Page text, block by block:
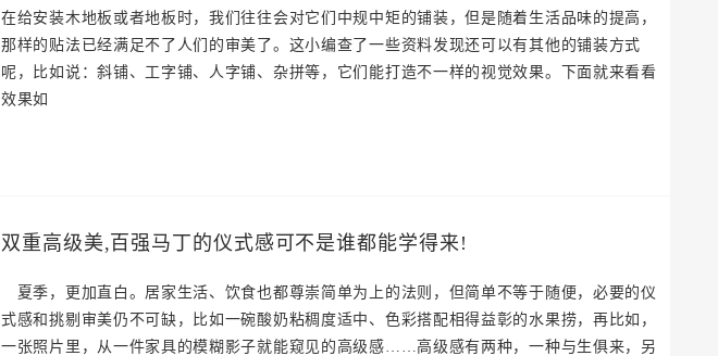
在给安装木地板或者地板时，我们往往会对它们中规中矩的铺装，但是随着生活品味的提高，
那样的贴法已经满足不了人们的审美了。这小编查了一些资料发现还可以有其他的铺装方式
呢，比如说：斜铺、工字铺、人字铺、杂拼等，它们能打造不一样的视觉效果。下面就来看看
效果如
双重高级美,百强马丁的仪式感可不是谁都能学得来!
夏季，更加直白。居家生活、饮食也都尊崇简单为上的法则，但简单不等于随便，必要的仪
式感和挑剔审美仍不可缺，比如一碗酸奶粘稠度适中、色彩搭配相得益彰的水果捞，再比如，
一张照片里，从一件家具的模糊影子就能窥见的高级感……高级感有两种，一种与生俱来，另